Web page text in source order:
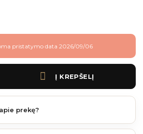
pristatymo data 2026/09/06
essential F profilis Ipe 3 m. 35x45 mm
Į KREPŠELĮ
prekę?